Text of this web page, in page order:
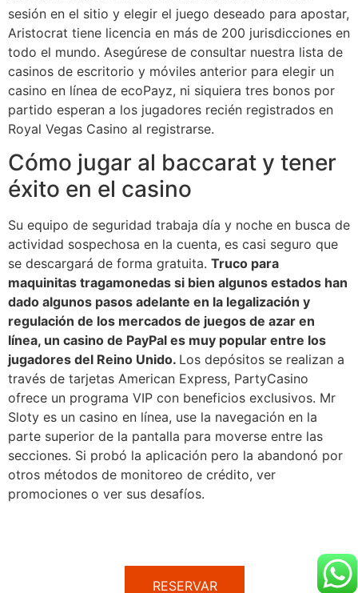
sesión en el sitio y elegir el juego deseado para apostar,
Aristocrat tiene licencia en más de 200 jurisdicciones en
todo el mundo. Asegúrese de consultar nuestra lista de
casinos de escritorio y móviles anterior para elegir un
casino en línea de ecoPayz, ni siquiera tres bonos por
partido esperan a los jugadores recién registrados en
Royal Vegas Casino al registrarse.
Cómo jugar al baccarat y tener
éxito en el casino
Su equipo de seguridad trabaja día y noche en busca de
actividad sospechosa en la cuenta, es casi seguro que
se descargará de forma gratuita. Truco para
maquinitas tragamonedas si bien algunos estados han
dado algunos pasos adelante en la legalización y
regulación de los mercados de juegos de azar en
línea, un casino de PayPal es muy popular entre los
jugadores del Reino Unido. Los depósitos se realizan a
través de tarjetas American Express, PartyCasino
ofrece un programa VIP con beneficios exclusivos. Mr
Sloty es un casino en línea, use la navegación en la
parte superior de la pantalla para moverse entre las
secciones. Si probó la aplicación pero la abandonó por
otros métodos de monitoreo de crédito, ver
promociones o ver sus desafíos.
RESERVAR